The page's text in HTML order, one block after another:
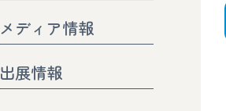
メディア情報
出展情報